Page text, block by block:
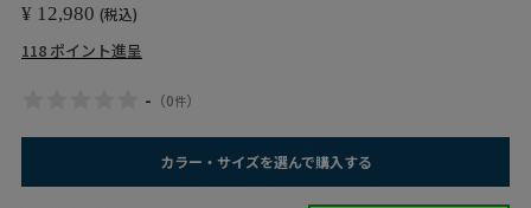
¥ 12,980 税込
118 ポイント進呈
- （0件）
カラー・サイズを選んで購入する